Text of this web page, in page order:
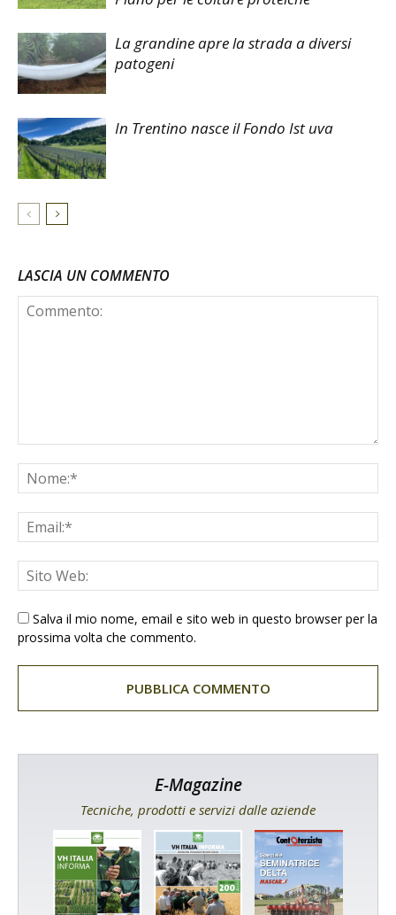
La grandine apre la strada a diversi
patogeni
In Trentino nasce il Fondo Ist uva
LASCIA UN COMMENTO
Salva il mio nome, email e sito web in questo browser per la
prossima volta che commento.
E-Magazine
Tecniche, prodotti e servizi dalle aziende